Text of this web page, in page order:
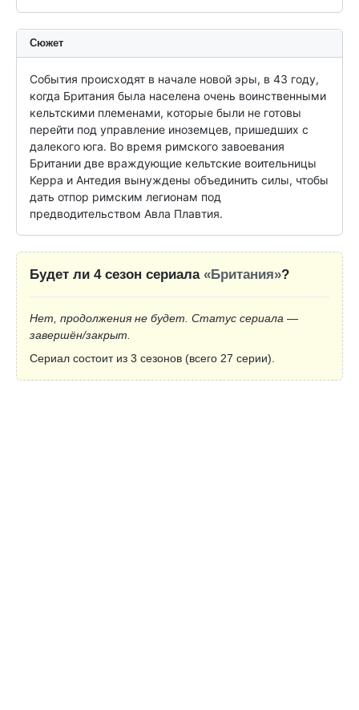
Сюжет
События происходят в начале новой эры, в 43 году,
когда Британия была населена очень воинственными
кельтскими племенами, которые были не готовы
перейти под управление иноземцев, пришедших с
далекого юга. Во время римского завоевания
Британии две враждующие кельтские воительницы
Керра и Антедия вынуждены объединить силы, чтобы
дать отпор римским легионам под
предводительством Авла Плавтия.
Будет ли 4 сезон сериала «Британия»?
Нет, продолжения не будет. Статус сериала —
завершён/закрыт.
Сериал состоит из 3 сезонов (всего 27 серии).